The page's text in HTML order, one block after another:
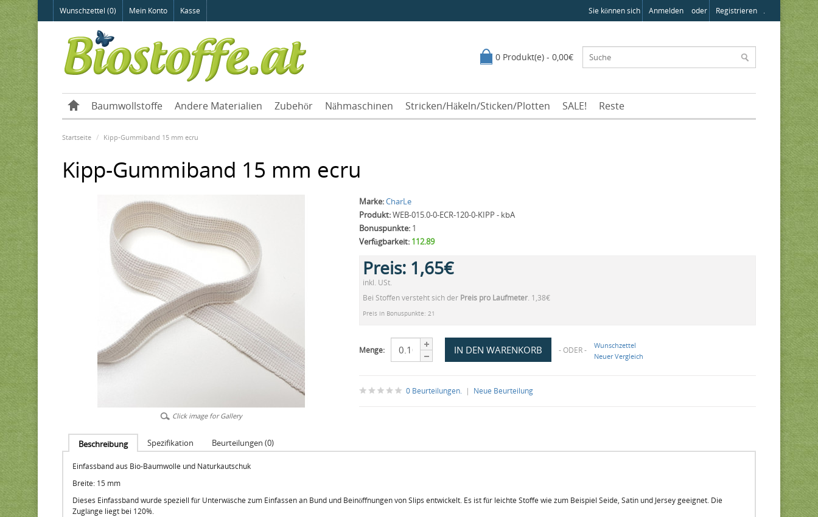
Wunschzettel (0) Mein Konto Kasse Sie können sich Anmelden oder Registrieren .
0 Produkt(e) - 0,00€
Baumwollstoffe Andere Materialien Zubehör Nähmaschinen Stricken/Häkeln/Sticken/Plotten SALE! Reste
Startseite Kipp-Gummiband 15 mm ecru
Kipp-Gummiband 15 mm ecru
Click image for Gallery
Marke:CharLe
Produkt:WEB-015.0-0-ECR-120-0-KIPP - kbA
Bonuspunkte:1
Verfügbarkeit:112.89
Preis: 1,65€
inkl. USt.
Bei Stoffen versteht sich der Preis pro Laufmeter. 1,38€
Preis in Bonuspunkte: 21
Menge: - ODER -
Wunschzettel
Neuer Vergleich
0 Beurteilungen.| Neue Beurteilung
Beschreibung Spezifikation Beurteilungen (0)
Einfassband aus Bio-Baumwolle und Naturkautschuk
Breite: 15 mm
Dieses Einfassband wurde speziell für Unterwäsche zum Einfassen an Bund und Beinöffnungen von Slips entwickelt. Es ist für leichte Stoffe wie zum Beispiel Seide, Satin und Jersey geeignet. Die
Zuglänge liegt bei 120%.